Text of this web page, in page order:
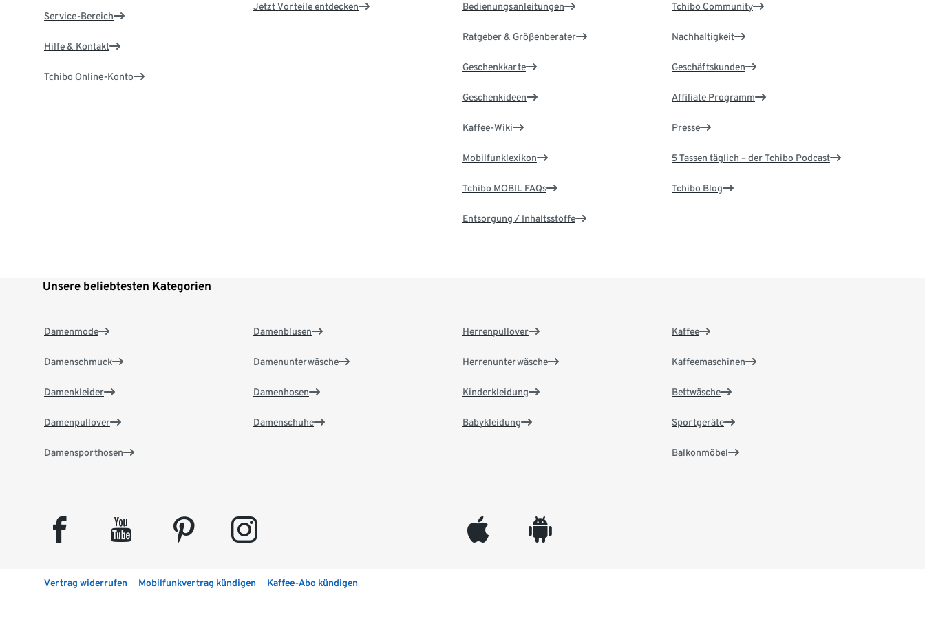
Service-Bereich
Hilfe & Kontakt
Tchibo Online-Konto
Jetzt Vorteile entdecken Bedienungsanleitungen
Ratgeber & Größenberater
Geschenkkarte
Geschenkideen
Kaffee-Wiki
Mobilfunklexikon
Tchibo MOBIL FAQs
Entsorgung / Inhaltsstoffe
Tchibo Community
Nachhaltigkeit
Geschäftskunden
Affiliate Programm
Presse
5 Tassen täglich – der Tchibo Podcast
Tchibo Blog
Unsere beliebtesten Kategorien
Damenmode
Damenschmuck
Damenkleider
Damenpullover
Damensporthosen
Damenblusen
Damenunterwäsche
Damenhosen
Damenschuhe
Herrenpullover
Herrenunterwäsche
Kinderkleidung
Babykleidung
Kaffee
Kaffeemaschinen
Bettwäsche
Sportgeräte
Balkonmöbel
facebook youtube pinterest instagram appleinc android
Vertrag widerrufen Mobilfunkvertrag kündigen Kaffee-Abo kündigen